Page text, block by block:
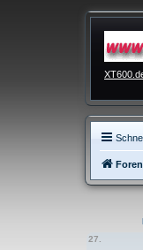
27.